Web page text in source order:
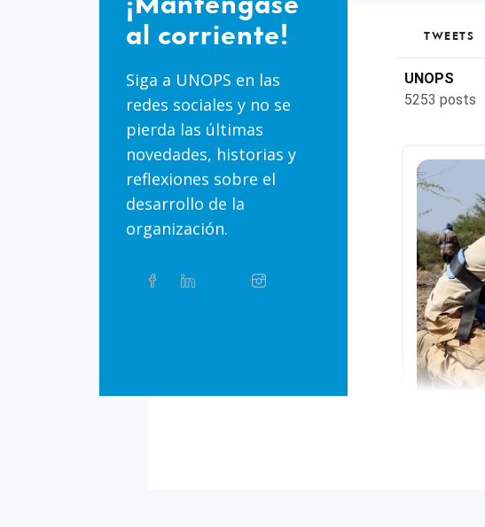
corriente!
¡Manténgase
al corriente!
Siga a UNOPS en las
redes sociales y no se
pierda las últimas
novedades, historias y
reflexiones sobre el
desarrollo de la
organización.
Compartir
este FacebookLinkedinTwitterInstagram
TWEETS